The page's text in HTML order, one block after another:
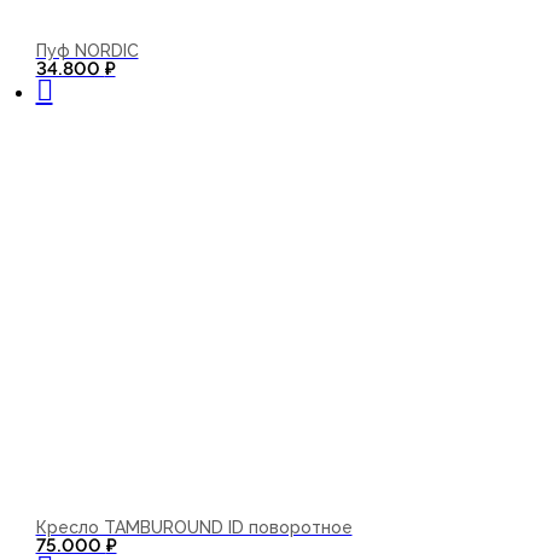
Пуф NORDIC
34.800 ₽
Кресло TAMBUROUND ID поворотное
75.000 ₽